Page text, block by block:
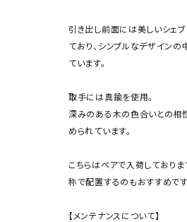
引き出し前面には美しいシェ
ており、シンプルなデザイン
ています。
取手には真鍮を使用。
深みのある木の色合いとの相
められています。
こちらはペアで入荷しており
称で配置するのもおすすめです
【メンテナンスについて】